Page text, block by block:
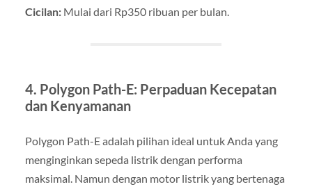
Cicilan:Mulai dari Rp350 ribuan per bulan.
4. Polygon Path-E: Perpaduan Kecepatan
dan Kenyamanan
Polygon Path-E adalah pilihan ideal untuk Anda yang
menginginkan sepeda listrik dengan performa
maksimal. Namun dengan motor listrik yang bertenaga